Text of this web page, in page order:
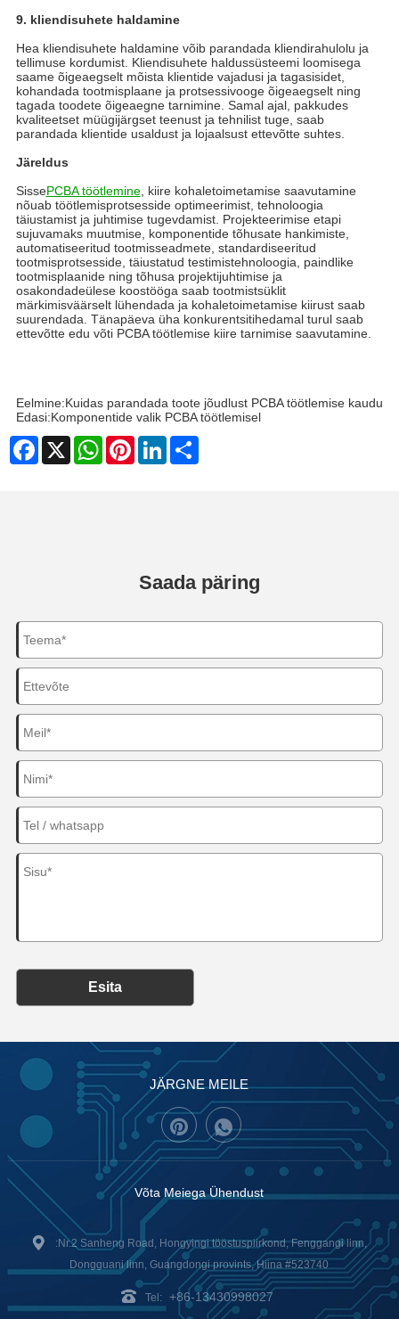
9. kliendisuhete haldamine
Hea kliendisuhete haldamine võib parandada kliendirahulolu ja
tellimuse kordumist. Kliendisuhete haldussüsteemi loomisega
saame õigeaegselt mõista klientide vajadusi ja tagasisidet,
kohandada tootmisplaane ja protsessivooge õigeaegselt ning
tagada toodete õigeaegne tarnimine. Samal ajal, pakkudes
kvaliteetset müügijärgset teenust ja tehnilist tuge, saab
parandada klientide usaldust ja lojaalsust ettevõtte suhtes.
Järeldus
SissePCBA töötlemine, kiire kohaletoimetamise saavutamine
nõuab töötlemisprotsesside optimeerimist, tehnoloogia
täiustamist ja juhtimise tugevdamist. Projekteerimise etapi
sujuvamaks muutmise, komponentide tõhusate hankimiste,
automatiseeritud tootmisseadmete, standardiseeritud
tootmisprotsesside, täiustatud testimistehnoloogia, paindlike
tootmisplaanide ning tõhusa projektijuhtimise ja
osakondadeülese koostööga saab tootmistsüklit
märkimisväärselt lühendada ja kohaletoimetamise kiirust saab
suurendada. Tänapäeva üha konkurentsitihedamal turul saab
ettevõtte edu võti PCBA töötlemise kiire tarnimise saavutamine.
Eelmine:Kuidas parandada toote jõudlust PCBA töötlemise kaudu
Edasi:Komponentide valik PCBA töötlemisel
Facebook
X WhatsAppPinterestLinkedInShare
Saada päring
Esita
JÄRGNE MEILE
Võta Meiega Ühendust
:Nr.2 Sanheng Road, Hongyingi tööstuspiirkond, Fenggangi linn,
Dongguani linn, Guangdongi provints, Hiina #523740
Tel: +86-13430998027